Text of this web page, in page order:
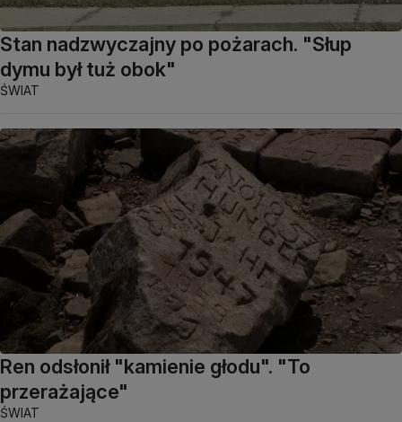
Stan nadzwyczajny po pożarach. "Słup
dymu był tuż obok"
ŚWIAT
Ren odsłonił "kamienie głodu". "To
przerażające"
ŚWIAT